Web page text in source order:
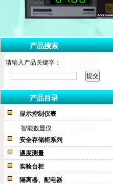
产品搜索
请输入产品关键字：
产品目录
显示控制仪表
智能数显仪
安全存储柜系列
温度测量
实验台柜
隔离器、配电器